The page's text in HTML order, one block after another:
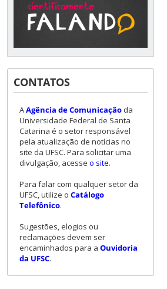
CONTATOS
AAgência de Comunicaçãoda
Universidade Federal de Santa
Catarina é o setor responsável
pela atualização de notícias no
site da UFSC. Para solicitar uma
divulgação, acesse o site.
Para falar com qualquer setor da
UFSC, utilize o Catálogo
Telefônico.
Sugestões, elogios ou
reclamações devem ser
encaminhados para a Ouvidoria
da UFSC.